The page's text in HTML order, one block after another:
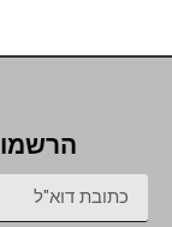
הרשמו